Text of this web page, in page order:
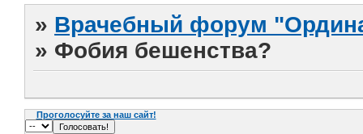
» Врачебный форум
» Фобия бешенства?
Проголосуйте за наш сайт!